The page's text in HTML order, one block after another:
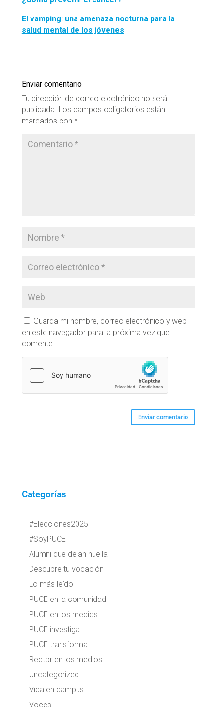
El vamping: una amenaza nocturna para la
salud mental de los jóvenes
Enviar comentario
Tu dirección de correo electrónico no será
publicada. Los campos obligatorios están
marcados con *
Guarda mi nombre, correo electrónico y web
en este navegador para la próxima vez que
comente.
Categorías
#Elecciones2025
#SoyPUCE
Alumni que dejan huella
Descubre tu vocación
Lo más leído
PUCE en la comunidad
PUCE en los medios
PUCE investiga
PUCE transforma
Rector en los medios
Uncategorized
Vida en campus
Voces